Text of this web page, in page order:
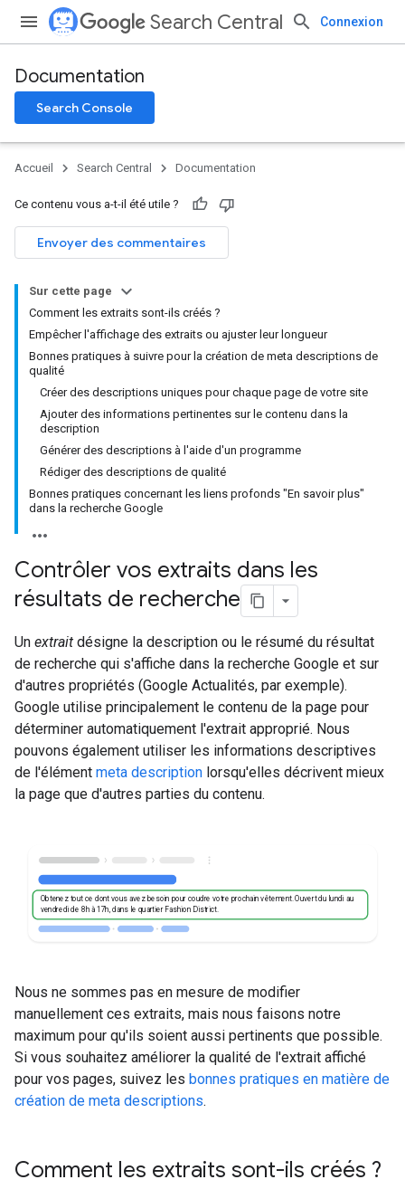
Search Central Connexion
Documentation
Search Console
Accueil Search Central Documentation
Ce contenu vous a-t-il été utile ?
Envoyer des commentaires
Sur cette page
Comment les extraits sont-ils créés ?
Empêcher l'affichage des extraits ou ajuster leur longueur
Bonnes pratiques à suivre pour la création de meta descriptions de
qualité
Créer des descriptions uniques pour chaque page de votre site
Ajouter des informations pertinentes sur le contenu dans la
description
Générer des descriptions à l'aide d'un programme
Rédiger des descriptions de qualité
Bonnes pratiques concernant les liens profonds "En savoir plus"
dans la recherche Google
Contrôler vos extraits dans les
résultats de recherche
Un extrait désigne la description ou le résumé du résultat
de recherche qui s'affiche dans la recherche Google et sur
d'autres propriétés (Google Actualités, par exemple).
Google utilise principalement le contenu de la page pour
déterminer automatiquement l'extrait approprié. Nous
pouvons également utiliser les informations descriptives
de l'élément meta description lorsqu'elles décrivent mieux
la page que d'autres parties du contenu.
Obtenez tout ce dont vous avez besoin pour coudre votre prochain vêtement. Ouvert du lundi au
vendredi de 8h à 17h, dans le quartier Fashion District.
Nous ne sommes pas en mesure de modifier
manuellement ces extraits, mais nous faisons notre
maximum pour qu'ils soient aussi pertinents que possible.
Si vous souhaitez améliorer la qualité de l'extrait affiché
pour vos pages, suivez les bonnes pratiques en matière de
création de meta descriptions.
Comment les extraits sont-ils créés ?